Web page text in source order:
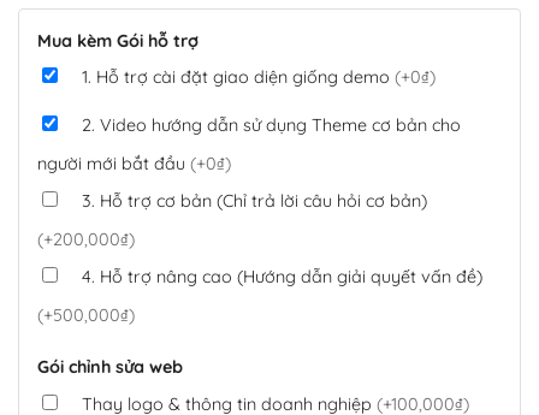
Mua kèm Gói hỗ trợ
1. Hỗ trợ cài đặt giao diện giống demo (+0₫)
2. Video hướng dẫn sử dụng Theme cơ bản cho
người mới bắt đầu (+0₫)
3. Hỗ trợ cơ bản (Chỉ trả lời câu hỏi cơ bản)
(+200,000₫)
4. Hỗ trợ nâng cao (Hướng dẫn giải quyết vấn đề)
(+500,000₫)
Gói chỉnh sửa web
Thay logo & thông tin doanh nghiệp (+100,000₫)